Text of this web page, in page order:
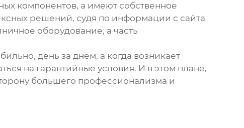
компонентов, а имеют собственное
решений, судя по информации с сайта
оборудование, а часть
день за днём, а когда возникает
на гарантийные условия. И в этом плане,
большего профессионализма и